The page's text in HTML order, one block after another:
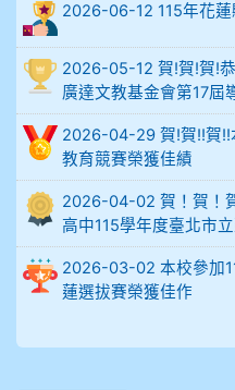
比
例
906陳兆宏 5A10+
912余 嘉 5A10+
914謝佩臻 5A10+
902蘇奕愷
2026-06-12 115年花蓮
2026-05-12 賀!賀!賀!
廣達文教基金會第17屆
2026-04-29 賀!賀!!賀!!
教育競賽榮獲佳績
2026-04-02 賀！賀！
高中115學年度臺北市
2026-03-02 本校參加
蓮選拔賽榮獲佳作